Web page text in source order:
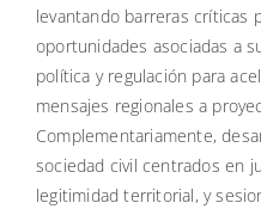
levantando barreras críticas
oportunidades asociadas a
política y regulación para
mensajes regionales a
Complementariamente,
sociedad civil centrados en
legitimidad territorial, y